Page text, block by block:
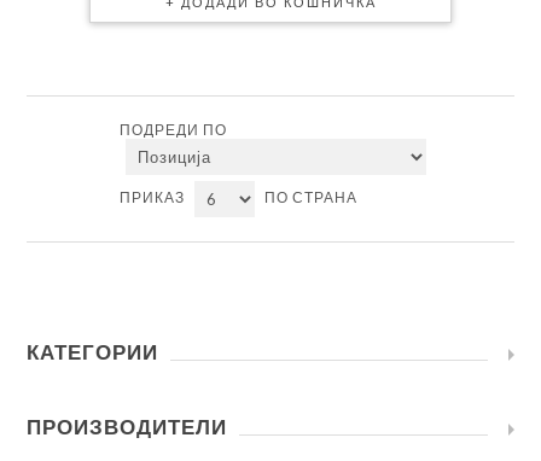
ПОДРЕДИ ПО
ПРИКАЗ ПО СТРАНА
КАТЕГОРИИ
ПРОИЗВОДИТЕЛИ